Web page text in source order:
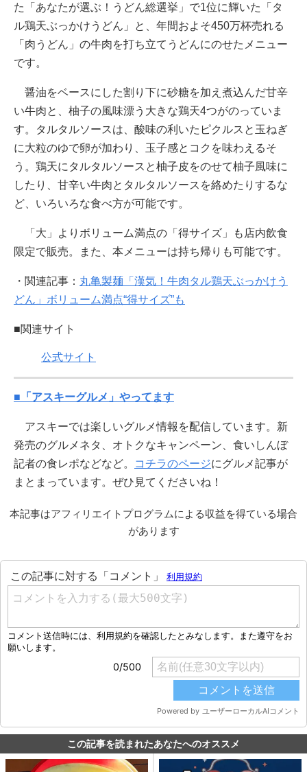
た「あなたが選ぶ！うどん総選挙」で1位に輝いた「タ
ル鶏天ぶっかけうどん」と、年間およそ450万杯売れる
「肉うどん」の牛肉を打ち立てうどんにのせたメニュー
です。
醤油をベースにした割り下に砂糖を加え煮込んだ甘辛
い牛肉と、柚子の風味漂う大きな鶏天4つがのっていま
す。タルタルソースは、酸味の利いたピクルスと玉ねぎ
に大粒のゆで卵が加わり、玉子感とコクを味わえるそ
う。鶏天にタルタルソースと柚子皮をのせて柚子風味に
したり、甘辛い牛肉とタルタルソースを絡めたりするな
ど、いろいろな食べ方が可能です。
「大」よりボリューム満点の「得サイズ」も店内飲食
限定で販売。また、本メニューは持ち帰りも可能です。
・関連記事： 丸亀製麺「漢気！牛肉タル鶏天ぶっかけう
どん」ボリューム満点“得サイズ”も
■関連サイト
公式サイト
■「アスキーグルメ」やってます
アスキーでは楽しいグルメ情報を配信しています。新
発売のグルメネタ、オトクなキャンペーン、食いしんぼ
記者の食レポなどなど。
コチラのページにグルメ記事が
まとまっています。ぜひ見てくださいね！
本記事はアフィリエイトプログラムによる収益を得ている場合
があります
この記事を読まれたあなたへのオススメ